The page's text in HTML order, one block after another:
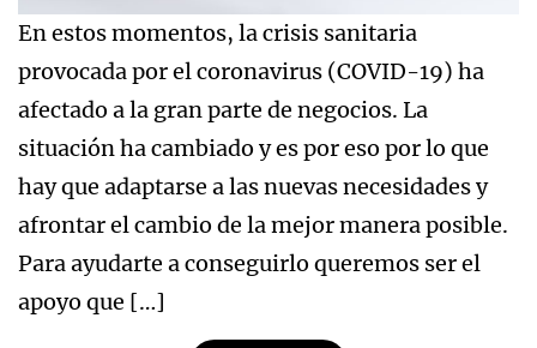
En estos momentos, la crisis sanitaria
provocada por el coronavirus (COVID-19) ha
afectado a la gran parte de negocios. La
situación ha cambiado y es por eso por lo que
hay que adaptarse a las nuevas necesidades y
afrontar el cambio de la mejor manera posible.
Para ayudarte a conseguirlo queremos ser el
apoyo que […]